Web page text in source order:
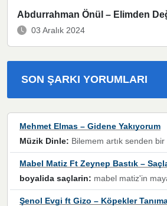
Abdurrahman Önül – Elimden
03 Aralık 2024
SON ŞARKI YORUMLARI
Mehmet Elmas – Gidene Yakıyorum
Müzik Dinle: Bilemem artık senden bir şans daha / Düştüğün zaman ben olmayacağım yanında” dizeleri, artık
Mabel Matiz Ft Zeynep Bastık –
boyalida saçlarin: mabel matiz'in maya albümünde yer alan güzellerden. parça da şarkı
Şenol Evgi ft Gizo – Köpekler